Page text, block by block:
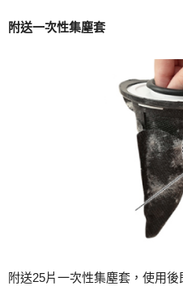
附送一次性集塵套
附送25片一次性集塵套，使用